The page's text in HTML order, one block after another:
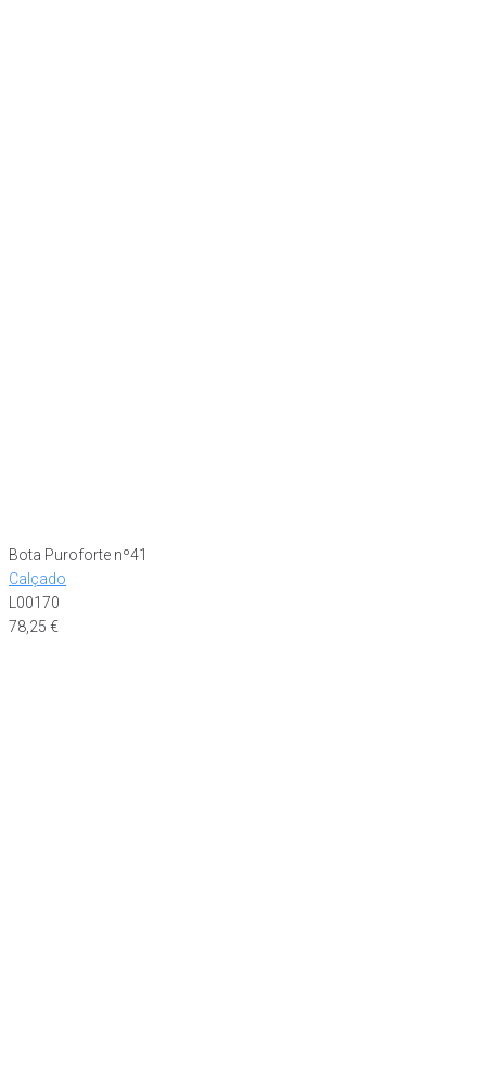
Bota Puroforte nº41
Calçado
L00170
78,25 €